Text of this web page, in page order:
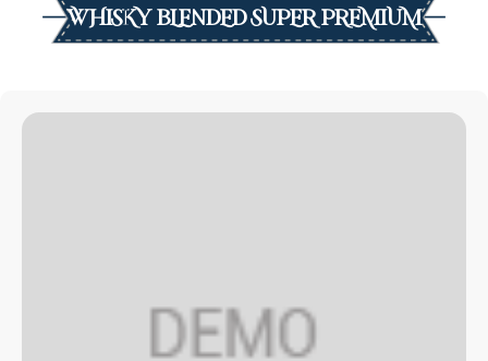
WHISKY BLENDED SUPER PREMIUM